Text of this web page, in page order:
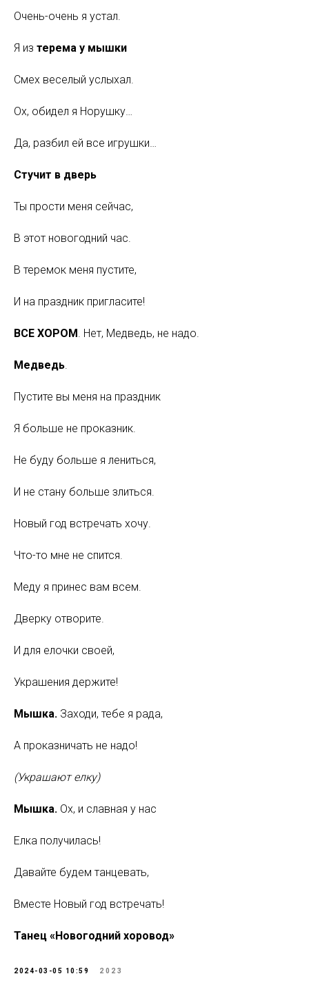
Очень-очень я устал.
Я из терема у мышки
Смех веселый услыхал.
Ох, обидел я Норушку…
Да, разбил ей все игрушки…
Стучит в дверь
Ты прости меня сейчас,
В этот новогодний час.
В теремок меня пустите,
И на праздник пригласите!
ВСЕ ХОРОМ. Нет, Медведь, не надо.
Медведь.
Пустите вы меня на праздник
Я больше не проказник.
Не буду больше я лениться,
И не стану больше злиться.
Новый год встречать хочу.
Что-то мне не спится.
Меду я принес вам всем.
Дверку отворите.
И для елочки своей,
Украшения держите!
Мышка. Заходи, тебе я рада,
А проказничать не надо!
(Украшают елку)
Мышка. Ох, и славная у нас
Елка получилась!
Давайте будем танцевать,
Вместе Новый год встречать!
Танец «Новогодний хоровод»
2024-03-05 10:59 2023